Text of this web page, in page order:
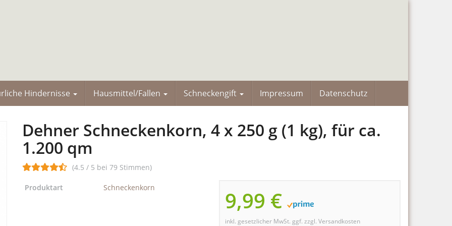
Hindernisse Hausmittel/Fallen Schneckengift Impressum Datenschutz
Dehner Schneckenkorn, 4 x 250 g (1 kg), für ca.
1.200 qm
(4.5 / 5 bei 79 Stimmen)
9,99 €
inkl. gesetzlicher MwSt. ggf. zzgl. Versandkosten
Produktart Schneckenkorn